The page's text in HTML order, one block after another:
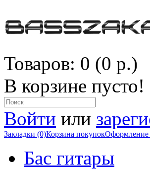
Товаров: 0 (0 р.)
В корзине пусто!
Войти или
Закладки (0)Корзина покупокОформление
Бас гитары